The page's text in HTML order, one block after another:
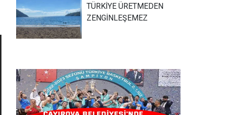
TÜRKİYE ÜRETMEDEN
ZENGİNLEŞEMEZ